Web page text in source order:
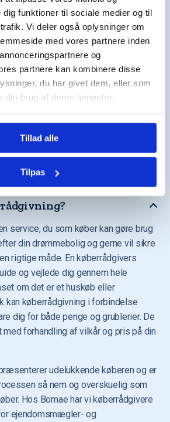
dig funktioner til sociale medier og til
Vi deler også oplysninger om
med vores partnere inden
og
partnere kan kombinere disse
du har givet dem, eller som
din brug af deres tjenester.
Tillad alle
Tilpas
svar er du selvfølgelig mere
ringe os op eller skrive til os på:
service, du som køber kan gøre brug
din drømmebolig og gerne vil sikre
rigtige måde. En køberrådgivers
og vejlede dig gennem hele
om det er et huskøb eller
kan køberrådgivning i forbindelse
dig for både penge og grublerier. De
forhandling af vilkår og pris på din
udelukkende køberen og er
så nem og overskuelig som
Hos Bomae har vi køberrådgivere
ejendomsmægler- og